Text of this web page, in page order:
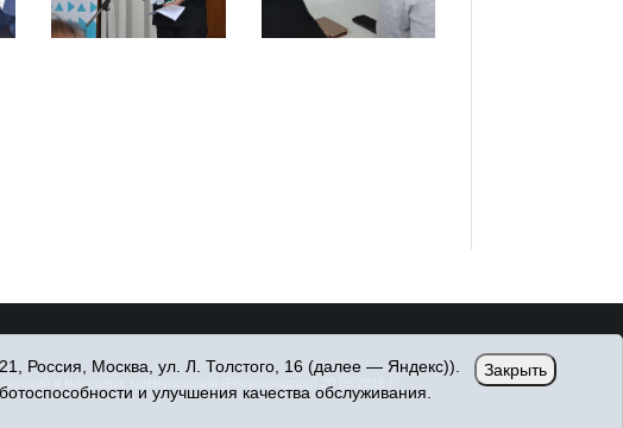
Россия, Москва, ул. Л. Толстого, 16 (далее — Яндекс)).
и улучшения качества обслуживания.
Закрыть